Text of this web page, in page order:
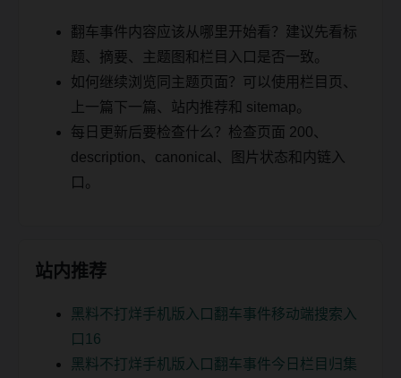
翻车事件内容应该从哪里开始看？建议先看标
题、摘要、主题图和栏目入口是否一致。
如何继续浏览同主题页面？可以使用栏目页、
上一篇下一篇、站内推荐和 sitemap。
每日更新后要检查什么？检查页面 200、
description、canonical、图片状态和内链入
口。
站内推荐
黑料不打烊手机版入口翻车事件移动端搜索入
口16
黑料不打烊手机版入口翻车事件今日栏目归集